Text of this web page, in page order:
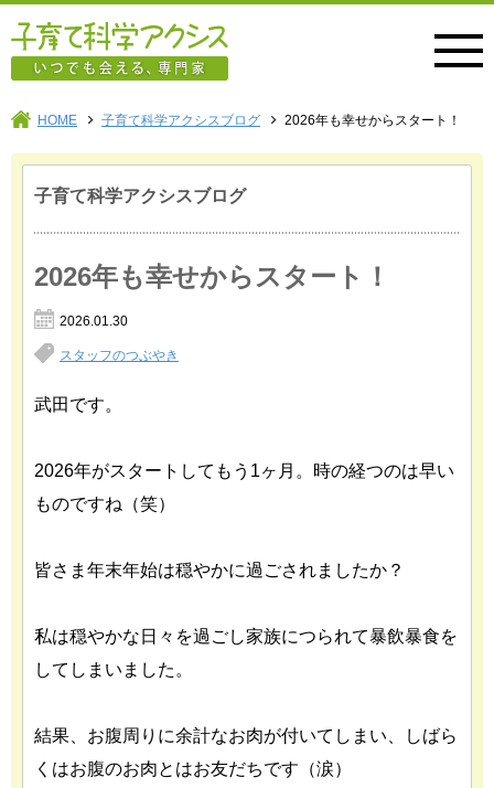
HOME 子育て科学アクシスブログ 2026年も幸せからスタート！
子育て科学アクシスブログ
2026年も幸せからスタート！
2026.01.30
スタッフのつぶやき
武田です。
2026年がスタートしてもう1ヶ月。時の経つのは早い
ものですね（笑）
皆さま年末年始は穏やかに過ごされましたか？
私は穏やかな日々を過ごし家族につられて暴飲暴食を
してしまいました。
結果、お腹周りに余計なお肉が付いてしまい、しばら
くはお腹のお肉とはお友だちです（涙）